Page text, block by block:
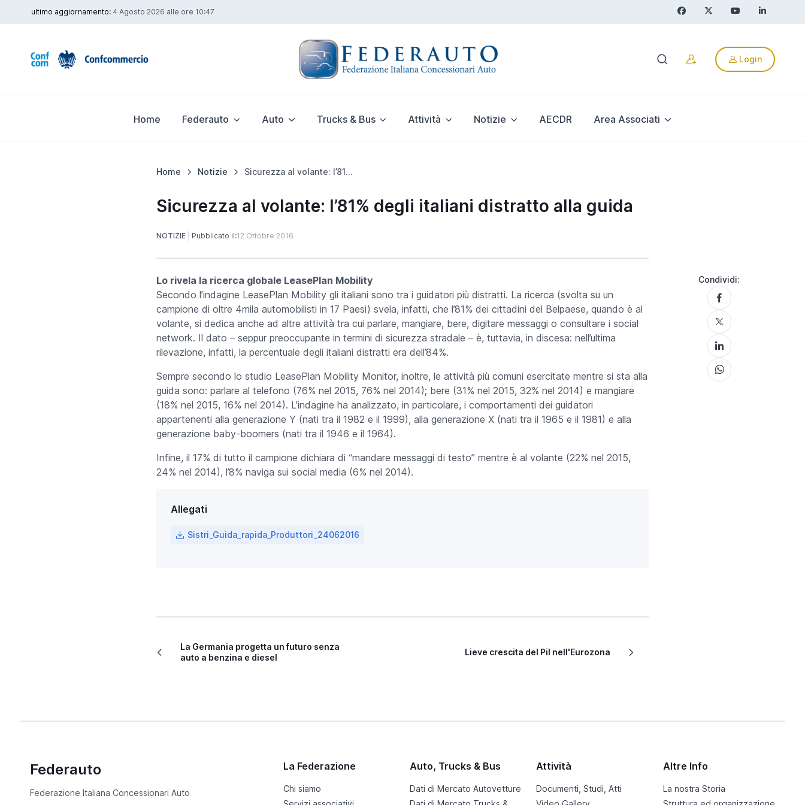
ultimo aggiornamento: 4 Agosto 2026 alle ore 10:47
Login
Home Federauto Auto Trucks & Bus Attività Notizie AECDR Area Associati
Home Notizie Sicurezza al volante: l’81% degli italiani distratto alla guida
Sicurezza al volante: l’81% degli italiani distratto alla guida
NOTIZIE Pubblicato il:12 Ottobre 2016
Lo rivela la ricerca globale LeasePlan Mobility
Secondo l’indagine LeasePlan Mobility gli italiani sono tra i guidatori più distratti. La ricerca (svolta su un
campione di oltre 4mila automobilisti in 17 Paesi) svela, infatti, che l’81% dei cittadini del Belpaese, quando è al
volante, si dedica anche ad altre attività tra cui parlare, mangiare, bere, digitare messaggi o consultare i social
network. Il dato – seppur preoccupante in termini di sicurezza stradale – è, tuttavia, in discesa: nell’ultima
rilevazione, infatti, la percentuale degli italiani distratti era dell’84%.
Sempre secondo lo studio LeasePlan Mobility Monitor, inoltre, le attività più comuni esercitate mentre si sta alla
guida sono: parlare al telefono (76% nel 2015, 76% nel 2014); bere (31% nel 2015, 32% nel 2014) e mangiare
(18% nel 2015, 16% nel 2014). L’indagine ha analizzato, in particolare, i comportamenti dei guidatori
appartenenti alla generazione Y (nati tra il 1982 e il 1999), alla generazione X (nati tra il 1965 e il 1981) e alla
generazione baby-boomers (nati tra il 1946 e il 1964).
Infine, il 17% di tutto il campione dichiara di “mandare messaggi di testo” mentre è al volante (22% nel 2015,
24% nel 2014), l’8% naviga sui social media (6% nel 2014).
Allegati
Sistri_Guida_rapida_Produttori_24062016
La Germania progetta un futuro senza
auto a benzina e diesel
Lieve crescita del Pil nell'Eurozona
Condividi:
Federauto
Federazione Italiana Concessionari Auto
La Federazione
Chi siamo
Auto, Trucks & Bus
Dati di Mercato Autovetture
Attività
Documenti, Studi, Atti
Altre Info
La nostra Storia